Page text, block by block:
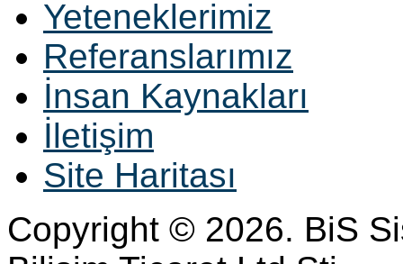
Yeteneklerimiz
Referanslarımız
İnsan Kaynakları
İletişim
Site Haritası
Copyright © 2026. BiS